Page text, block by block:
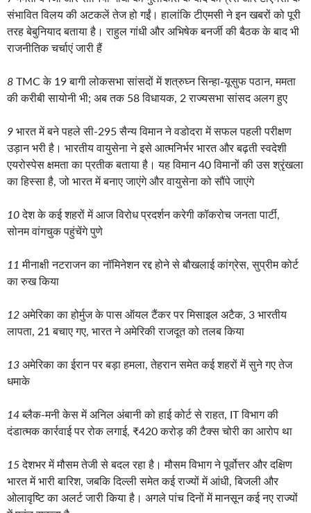
संभावित विलय की अटकलें तेज हो गईं। हालांकि टीएमसी ने इन खबरों को पूरी
तरह बेबुनियाद बताया है। राहुल गांधी और अभिषेक बनर्जी की बैठक के बाद भी
राजनीतिक चर्चाएं जारी हैं
8 TMC के 19 बागी लोकसभा सांसदों में शत्रुघ्न सिन्हा-यूसुफ पठान, ममता
की करीबी सायोनी भी; अब तक 58 विधायक, 2 राज्यसभा सांसद अलग हुए
9 भारत में बने पहले सी-295 सैन्य विमान ने वडोदरा में सफल पहली परीक्षण
उड़ान भरी है। भारतीय वायुसेना ने इसे आत्मनिर्भर भारत और बढ़ती स्वदेशी
एयरोस्पेस क्षमता का प्रतीक बताया है। यह विमान 40 विमानों की उस श्रृंखला
का हिस्सा है, जो भारत में बनाए जाएंगे और वायुसेना को सौंपे जाएंगे
10देश के कई शहरों में आज विरोध प्रदर्शन करेगी कॉकरोच जनता पार्टी,
सोनम वांगचुक पहुंचेंगे पुणे
11 मीनाक्षी नटराजन का नॉमिनेशन रद्द होने से बौखलाई कांग्रेस, सुप्रीम कोर्ट
का रुख किया
12 अमेरिका का होर्मुज के पास ऑयल टैंकर पर मिसाइल अटैक, 3 भारतीय
लापता, 21 बचाए गए, भारत ने अमेरिकी राजदूत को तलब किया
13 अमेरिका का ईरान पर बड़ा हमला, तेहरान समेत कई शहरों में सुने गए तेज
धमाके
14ब्लैक-मनी केस में अनिल अंबानी को हाई कोर्ट से राहत, IT विभाग की
दंडात्मक कार्रवाई पर रोक लगाई, ₹420 करोड़ की टैक्स चोरी का आरोप था
15देशभर में मौसम तेजी से बदल रहा है। मौसम विभाग ने पूर्वोत्तर और दक्षिण
भारत में भारी बारिश, जबकि दिल्ली समेत कई राज्यों में आंधी, बिजली और
ओलावृष्टि का अलर्ट जारी किया है। अगले पांच दिनों में मानसून कई नए राज्यों